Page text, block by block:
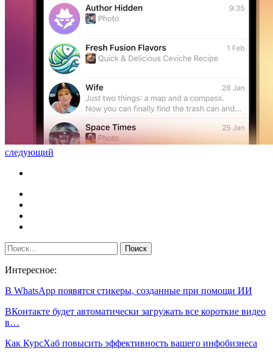
следующий
Интересное:
В WhatsApp появятся стикеры, созданные при помощи ИИ
ВКонтакте будет автоматически загружать все короткие видео
в…
Как КурсХаб повысить эффективность вашего инфобизнеса